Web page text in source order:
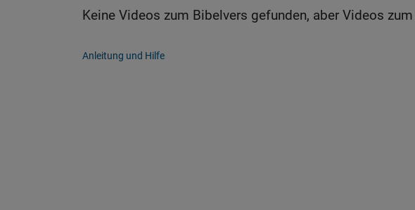
Keine Videos zum Bibelvers gefunden, aber Videos
Anleitung und Hilfe